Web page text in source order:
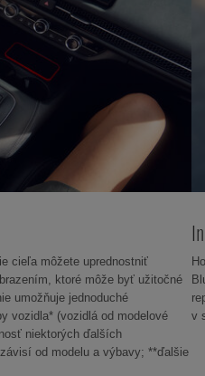
cieľa môžete uprednostniť
ktoré môže byť užitočné
umožňuje jednoduché
vozidla* (vozidlá od modelové
niektorých ďalších
od modelu a výbavy; **ďalšie
v